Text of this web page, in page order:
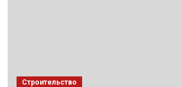
Строительство